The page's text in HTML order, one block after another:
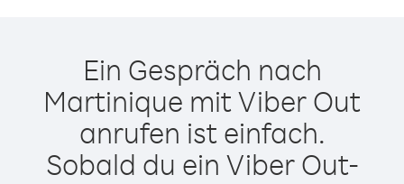
Ein Gespräch nach
Martinique mit Viber Out
anrufen ist einfach.
Sobald du ein Viber Out-